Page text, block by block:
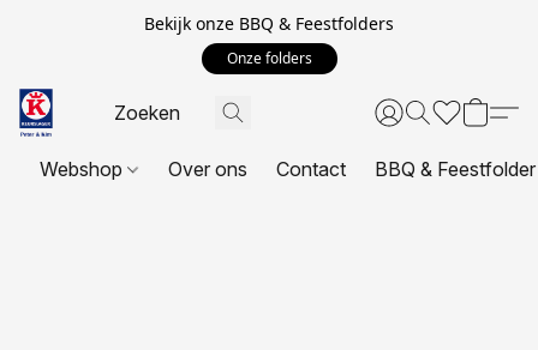
Bekijk onze BBQ & Feestfolders
Onze folders
Webshop Over ons Contact BBQ & Feestfolder